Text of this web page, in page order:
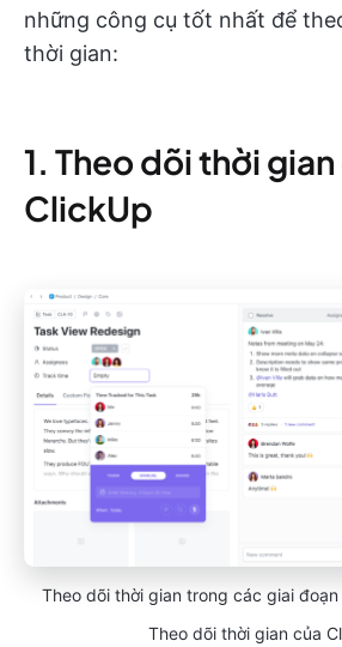
những công cụ tốt nhất để
thời gian:
1. Theo dõi thời
ClickUp
Theo dõi thời gian trong các giai
Theo dõi thời gian của